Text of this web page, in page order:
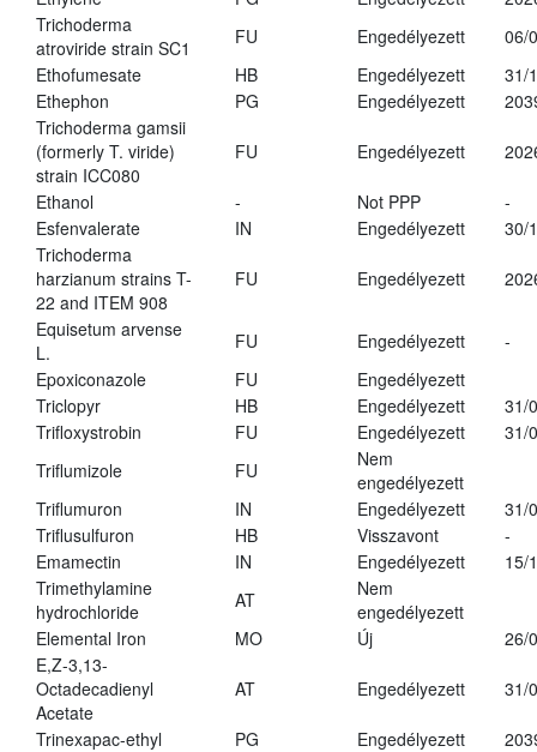
Trichoderma
atroviride strain SC1
FU Engedélyezett
06/
Ethofumesate
HB Engedélyezett
31/
Ethephon
PG Engedélyezett
Trichoderma gamsii
(formerly T. viride)
strain ICC080
FU Engedélyezett
Ethanol - Not PPP
-
Esfenvalerate
IN Engedélyezett
30/
Trichoderma
harzianum strains T-
22 and ITEM 908
FU Engedélyezett
Equisetum arvense
L.
FU Engedélyezett
-
Epoxiconazole
FU
Engedélyezett
Triclopyr
HB Engedélyezett
31/
Trifloxystrobin
FU Engedélyezett
31/
Triflumizole
FU
Nem
engedélyezett
Triflumuron
IN Engedélyezett
31/
Triflusulfuron
HB Visszavont
-
Emamectin
IN Engedélyezett
15/
Trimethylamine
hydrochloride
AT
Nem
engedélyezett
Elemental Iron
MO Új
26/
E,Z-3,13-
Octadecadienyl
Acetate
AT Engedélyezett 31/
Trinexapac-ethyl PG Engedélyezett